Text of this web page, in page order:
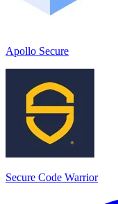
Apollo Secure
Secure Code Warrior